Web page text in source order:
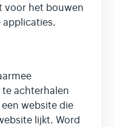
voor het bouwen
applicaties.
achterhalen
website die
lijkt. Word